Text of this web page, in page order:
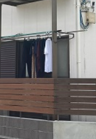
レクション ルームツアー